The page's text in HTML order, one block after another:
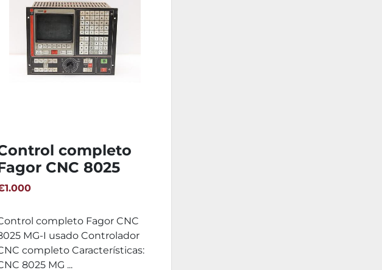
completo
CNC 8025
I
completo Fagor CNC
MG-I usado Controlador
completo Características:
8025 MG ...